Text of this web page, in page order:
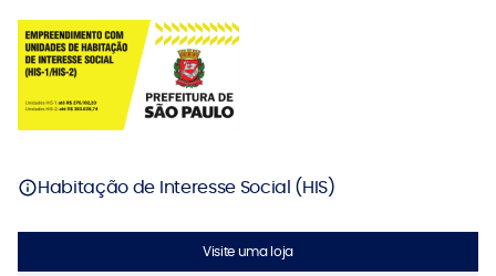
Habitação de Interesse Social (HIS)
Visite uma loja